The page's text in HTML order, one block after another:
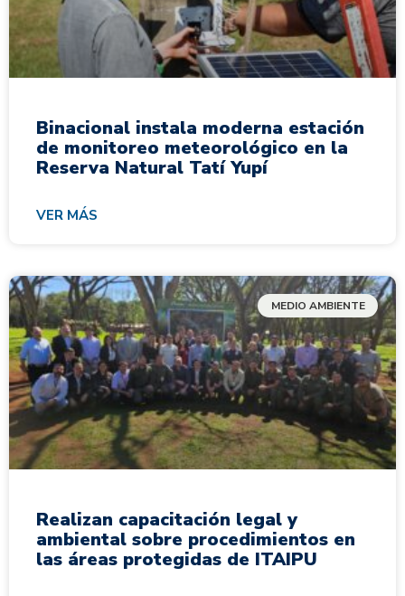
Binacional instala moderna estación
de monitoreo meteorológico en la
Reserva Natural Tatí Yupí
VER MÁS
MEDIO AMBIENTE
Realizan capacitación legal y
ambiental sobre procedimientos en
las áreas protegidas de ITAIPU